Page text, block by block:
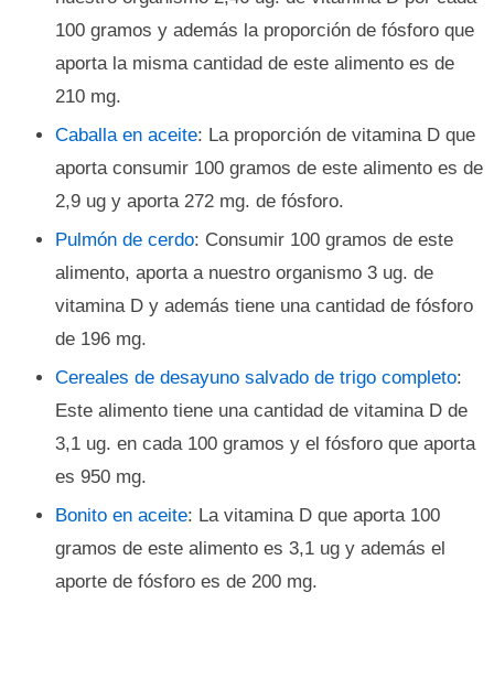
100 gramos y además la proporción de fósforo que
aporta la misma cantidad de este alimento es de
210 mg.
Caballa en aceite: La proporción de vitamina D que
aporta consumir 100 gramos de este alimento es de
2,9 ug y aporta 272 mg. de fósforo.
Pulmón de cerdo: Consumir 100 gramos de este
alimento, aporta a nuestro organismo 3 ug. de
vitamina D y además tiene una cantidad de fósforo
de 196 mg.
Cereales de desayuno salvado de trigo completo:
Este alimento tiene una cantidad de vitamina D de
3,1 ug. en cada 100 gramos y el fósforo que aporta
es 950 mg.
Bonito en aceite: La vitamina D que aporta 100
gramos de este alimento es 3,1 ug y además el
aporte de fósforo es de 200 mg.